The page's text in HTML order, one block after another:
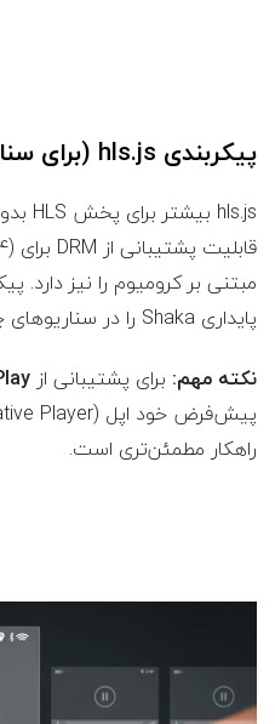
پیکربندی hls.js (برای سناریوهای خاص)
مبتنی بر کرومیوم را نیز
پایداری Shaka را در سناریوهای چند-DRM ندارد.
نکته مهم: برای پشتیبانی از
راهکار مطمئن‌تری است.